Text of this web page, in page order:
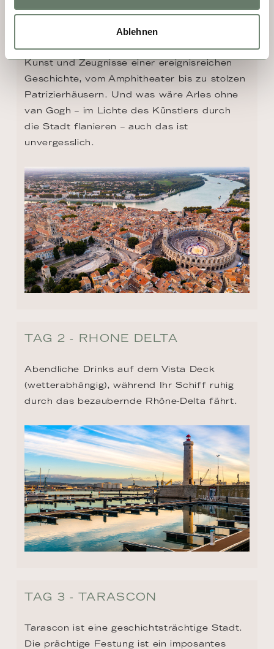
Ablehnen
Diese Perle der Provence ist umgeben von
den schönsten Naturparks in Europa. Arles
steht heute als Inbegriff für bedeutende
Kunst und Zeugnisse einer ereignisreichen
Geschichte, vom Amphitheater bis zu stolzen
Patrizierhäusern. Und was wäre Arles ohne
van Gogh – im Lichte des Künstlers durch
die Stadt flanieren – auch das ist
unvergesslich.
TAG 2 - RHONE DELTA
Abendliche Drinks auf dem Vista Deck
(wetterabhängig), während Ihr Schiff ruhig
durch das bezaubernde Rhône-Delta fährt.
TAG 3 - TARASCON
Tarascon ist eine geschichtsträchtige Stadt.
Die prächtige Festung ist ein imposantes